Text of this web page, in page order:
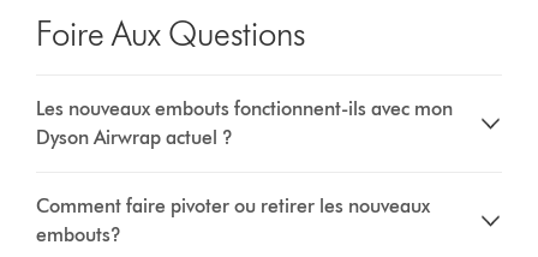
Foire Aux Questions
Les nouveaux embouts fonctionnent-ils avec mon
Dyson Airwrap actuel ?
Comment faire pivoter ou retirer les nouveaux
embouts?